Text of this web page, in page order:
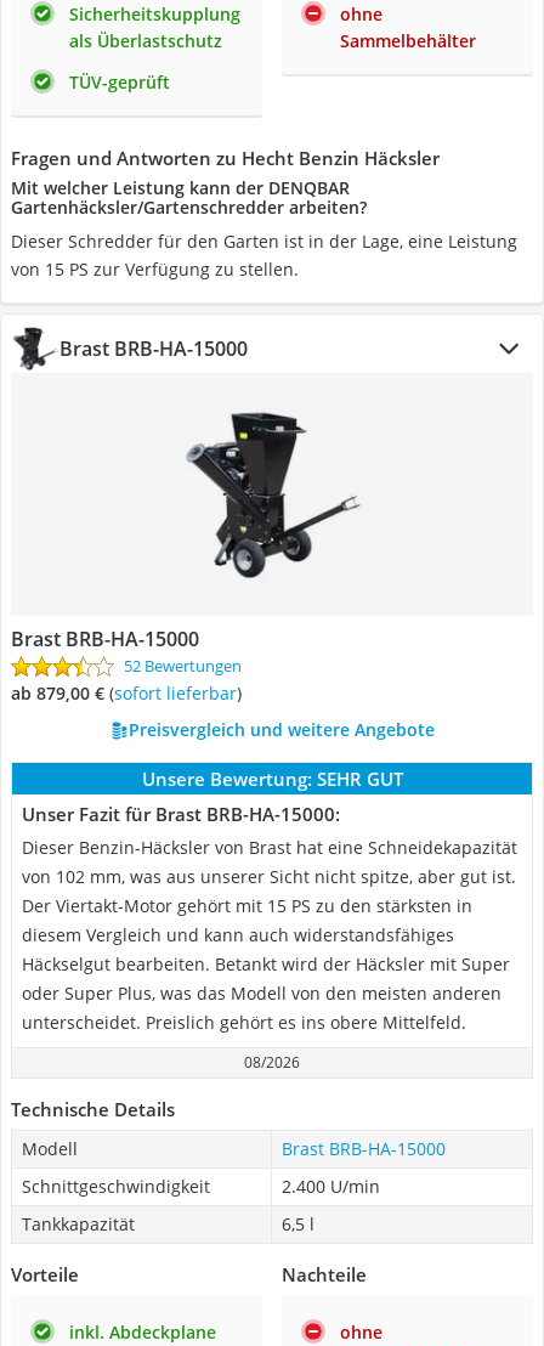
Sicherheitskupplung
als Überlastschutz
TÜV-geprüft
ohne
Sammelbehälter
Fragen und Antworten zu Hecht Benzin Häcksler
Mit welcher Leistung kann der DENQBAR
Gartenhäcksler/Gartenschredder arbeiten?
Dieser Schredder für den Garten ist in der Lage, eine Leistung
von 15 PS zur Verfügung zu stellen.
Brast BRB-HA-15000
Brast BRB-HA-15000
52 Bewertungen
ab 879,00 € ( Sofort lieferbar)
Preisvergleich und weitere Angebote
Unsere Bewertung: SEHR GUT
Unser Fazit für Brast BRB-HA-15000:
Dieser Benzin-Häcksler von Brast hat eine Schneidekapazität
von 102 mm, was aus unserer Sicht nicht spitze, aber gut ist.
Der Viertakt-Motor gehört mit 15 PS zu den stärksten in
diesem Vergleich und kann auch widerstandsfähiges
Häckselgut bearbeiten. Betankt wird der Häcksler mit Super
oder Super Plus, was das Modell von den meisten anderen
unterscheidet. Preislich gehört es ins obere Mittelfeld.
08/2026
Technische Details
Modell
Brast BRB-HA-15000
Schnittgeschwindigkeit
2.400 U/min
Tankkapazität
6,5 l
Vorteile
inkl. Abdeckplane
Nachteile
ohne